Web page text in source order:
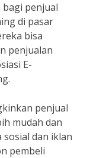
bagi penjual
di pasar
bisa
penjualan
E-
penjual
mudah dan
dan iklan
pembeli